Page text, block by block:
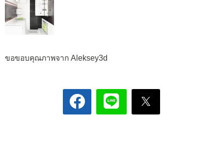
ขอขอบคุณภาพจาก Aleksey3d